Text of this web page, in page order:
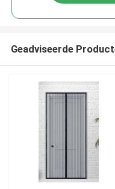
Geadviseerde